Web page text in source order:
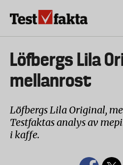
Huvudmeny
ny
Löfbergs Lila
mellanrost
Löfbergs Lila Original,
Testfaktas analys av
i kaffe.